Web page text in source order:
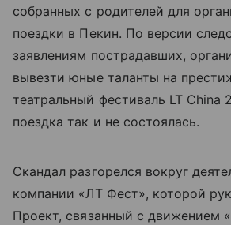
собранных с родителей для
поездки в Пекин. По версии
заявлениям пострадавших,
вывезти юные таланты на
театральный фестиваль LT China
поездка так и не состоялась.
Скандал разгорелся вокруг
компании «ЛТ Фест», которой
Проект, связанный с движением